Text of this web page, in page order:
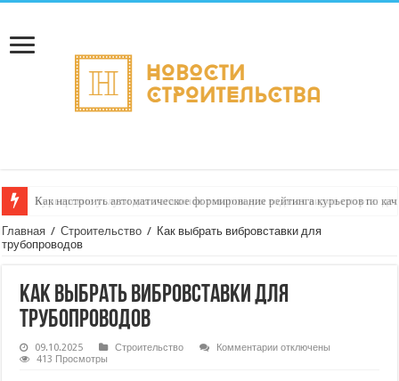
Как настроить автоматическое формирование рейтинга курьеров по
Главная / Строительство / Как выбрать вибровставки для
трубопроводов
Как выбрать вибровставки для
трубопроводов
09.10.2025 Строительство Комментариикотключены
413 Просмотры